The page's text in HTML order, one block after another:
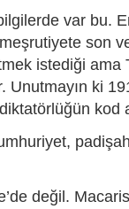
var bu.
meşrutiyete son
istediği ama
Unutmayın ki
kod
değil.